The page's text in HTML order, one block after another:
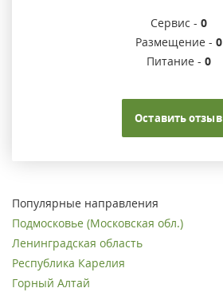
Сервис - 0
Размещение - 0
Питание - 0
Оставить отзыв
Популярные направления
Подмосковье (Московская обл.)
Ленинградская область
Республика Карелия
Горный Алтай